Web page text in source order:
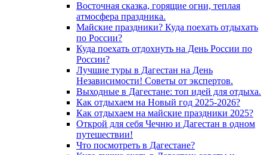
Восточная сказка, горящие огни, теплая
атмосфера праздника.
Майские праздники? Куда поехать отдыхать
по России?
Куда поехать отдохнуть на День России по
России?
Лучшие туры в Дагестан на День
Независимости! Советы от экспертов.
Выходные в Дагестане: топ идей для отдыха.
Как отдыхаем на Новый год 2025-2026?
Как отдыхаем на майские праздники 2025?
Открой для себя Чечню и Дагестан в одном
путешествии!
Что посмотреть в Дагестане?